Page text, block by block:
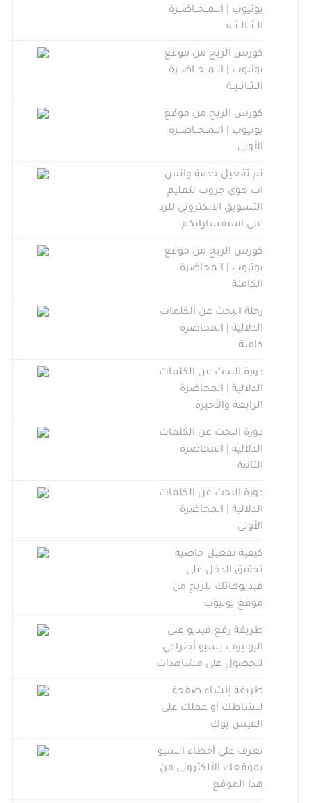
يوتيوب | الــمــحــاضــرة
الــثــالــثــة
كورس الربح من موقع
يوتيوب | الــمــحــاضــرة
الــثــانــيــة
كورس الربح من موقع
يوتيوب | الــمــحــاضــرة
الأولى
تم تفعيل خدمة واتس
اب هوى جروب لتعليم
التسويق الالكترونى للرد
على استفساراتكم
كورس الربح من موقع
يوتيوب | المحاضرة
الكاملة
رحلة البحث عن الكلمات
الدلالية | المحاضرة
كاملة
دورة البحث عن الكلمات
الدلالية | المحاضرة
الرابعة والأخيرة
دورة البحث عن الكلمات
الدلالية | المحاضرة
الثانية
دورة البحث عن الكلمات
الدلالية | المحاضرة
الأولى
كيفية تفعيل خاصية
تحقيق الدخل على
فيديوهاتك للربح من
موقع يوتيوب
طريقة رفع فيديو على
اليوتيوب بسيو أحترافي
للحصول على مشاهدات
طريقة إنشاء صفحة
لنشاطك أو عملك على
الفيس بوك
تعرف على أخطاء السيو
بموقعك الألكترونى من
هذا الموقع